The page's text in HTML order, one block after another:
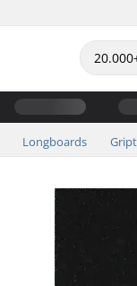
Longboards